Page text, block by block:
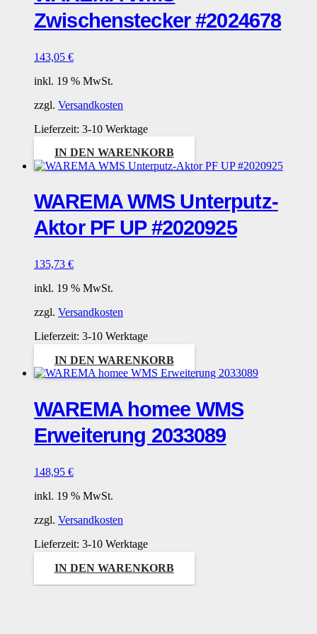
Zwischenstecker #2024678
143,05 €
inkl. 19 % MwSt.
zzgl. Versandkosten
Lieferzeit: 3-10 Werktage
IN DEN WARENKORB
WAREMA WMS Unterputz-
Aktor PF UP #2020925
135,73 €
inkl. 19 % MwSt.
zzgl. Versandkosten
Lieferzeit: 3-10 Werktage
IN DEN WARENKORB
WAREMA homee WMS
Erweiterung 2033089
148,95 €
inkl. 19 % MwSt.
zzgl. Versandkosten
Lieferzeit: 3-10 Werktage
IN DEN WARENKORB